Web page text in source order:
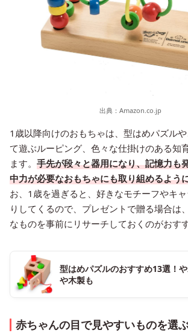
出典： Amazon.co.jp
1歳以降向けのおもちゃは、型はめパズル
て遊ぶルーピング、色々な仕掛けのある知
ます。 手先が段々と器用になり、記憶力も
中力が必要なおもちゃにも取り組めるよう
お、1歳を過ぎると、好きなモチーフやキ
りしてくるので、プレゼントで贈る場合は
なものを事前にリサーチしておくのがおす
型はめパズルのおすすめ13選！
や木製も
赤ちゃんの目で見やすいものを選